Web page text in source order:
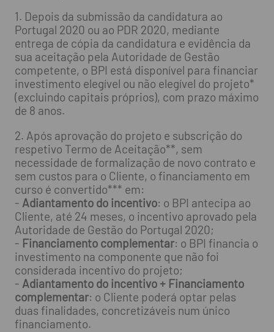
1. Depois da submissão da candidatura ao
Portugal 2020 ou ao PDR 2020, mediante
entrega de cópia da candidatura e evidência da
sua aceitação pela Autoridade de Gestão
competente, o BPI está disponível para financiar
investimento elegível ou não elegível do projeto*
(excluindo capitais próprios), com prazo máximo
de 8 anos.
2. Após aprovação do projeto e subscrição do
respetivo Termo de Aceitação**, sem
necessidade de formalização de novo contrato e
sem custos para o Cliente, o financiamento em
curso é convertido*** em:
- Adiantamento do incentivo: o BPI antecipa ao
Cliente, até 24 meses, o incentivo aprovado pela
Autoridade de Gestão do Portugal 2020;
- Financiamento complementar: o BPI financia o
investimento na componente que não foi
considerada incentivo do projeto;
- Adiantamento do incentivo + Financiamento
complementar: o Cliente poderá optar pelas
duas finalidades, concretizáveis num único
financiamento.